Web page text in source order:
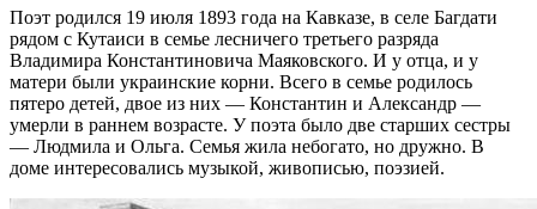
Поэт родился 19 июля 1893 года на Кавказе, в селе Багдати
рядом с Кутаиси в семье лесничего третьего разряда
Владимира Константиновича Маяковского. И у отца, и у
матери были украинские корни. Всего в семье родилось
пятеро детей, двое из них — Константин и Александр —
умерли в раннем возрасте. У поэта было две старших сестры
— Людмила и Ольга. Семья жила небогато, но дружно. В
доме интересовались музыкой, живописью, поэзией.